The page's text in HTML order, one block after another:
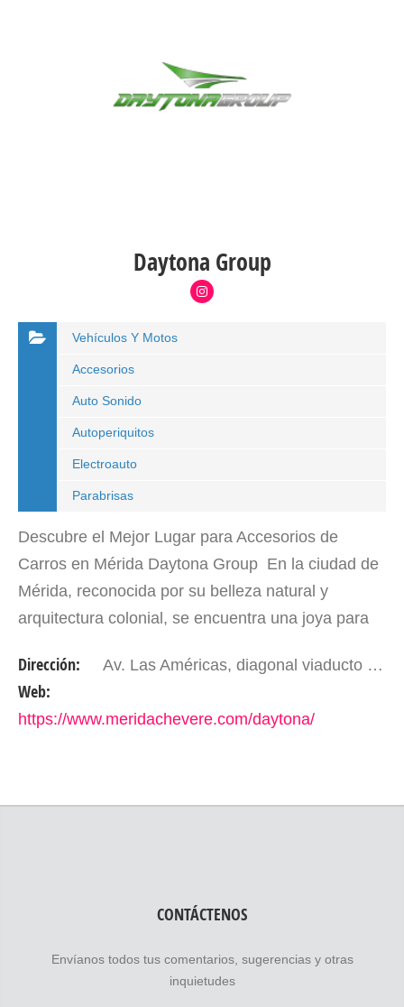
Daytona Group
Vehículos Y Motos
Accesorios
Auto Sonido
Autoperiquitos
Electroauto
Parabrisas
Descubre el Mejor Lugar para Accesorios de
Carros en Mérida Daytona Group En la ciudad de
Mérida, reconocida por su belleza natural y
arquitectura colonial, se encuentra una joya para
buscas…
Dirección: Av. Las Américas, diagonal viaducto Sucre. Mérida - Edo. Mérida. Venezuela.
Web:
https://www.meridachevere.com/daytona/
CONTÁCTENOS
Envíanos todos tus comentarios, sugerencias y otras
inquietudes